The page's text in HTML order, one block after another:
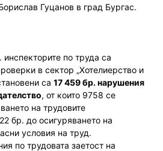
Гуцанов в град Бургас.
по труда са
в сектор „Хотелиерство и
са 17 459 бр. нарушения
, от които 9758 се
на трудовите
бр. до осигуряването на
условия на труд.
по трудовата заетост на